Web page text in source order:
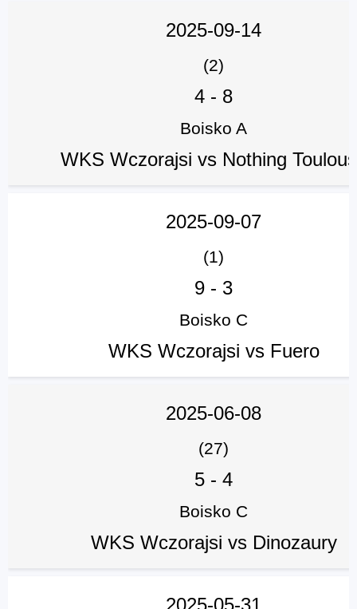
2025-09-14
(2)
4 - 8
Boisko A
WKS Wczorajsi vs Nothing
2025-09-07
(1)
9 - 3
Boisko C
WKS Wczorajsi vs Fuero
2025-06-08
(27)
5 - 4
Boisko C
WKS Wczorajsi vs Dinozaury